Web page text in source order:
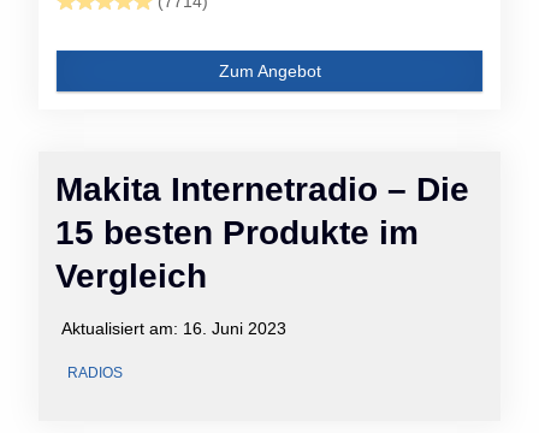
Makita Internetradio – Die
15 besten Produkte im
Vergleich
Aktualisiert am: 16. Juni 2023
RADIOS
Zum Angebot